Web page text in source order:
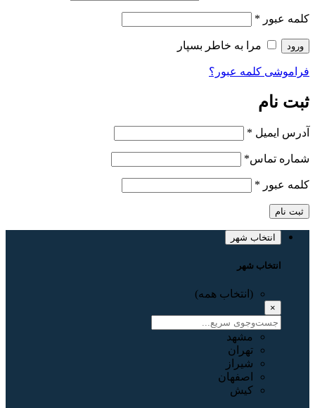
کلمه عبور *
ورود مرا به خاطر بسپار
فراموشی کلمه عبور؟
ثبت نام
آدرس ایمیل *
شماره تماس*
کلمه عبور *
ثبت نام
انتخاب شهر
انتخاب شهر
(انتخاب همه)
×
مشهد
تهران
شیراز
اصفهان
کیش